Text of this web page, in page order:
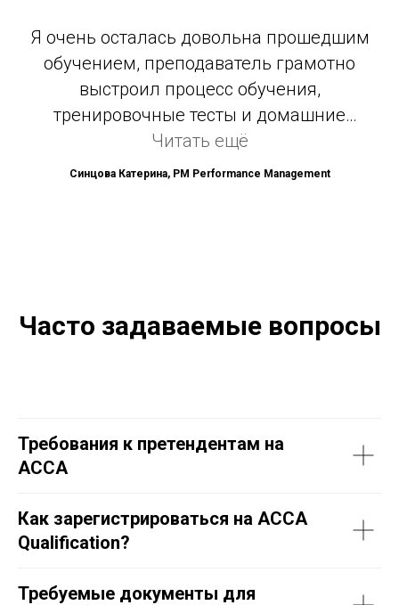
Я очень осталась довольна прошедшим
обучением, преподаватель грамотно
выстроил процесс обучения,
тренировочные тесты и домашние
задания были хорошим закреплением
изученного материала, а также
Читать ещё
Синцова Катерина, PM Performance Management
Часто задаваемые вопросы
Требования к претендентам на
ACCA
Как зарегистрироваться на ACCA
Qualification?
Требуемые документы для